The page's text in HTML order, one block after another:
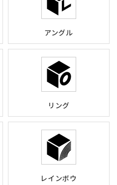
アングル
リング
レインボウ